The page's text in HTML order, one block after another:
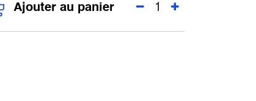
Ajouter au panier